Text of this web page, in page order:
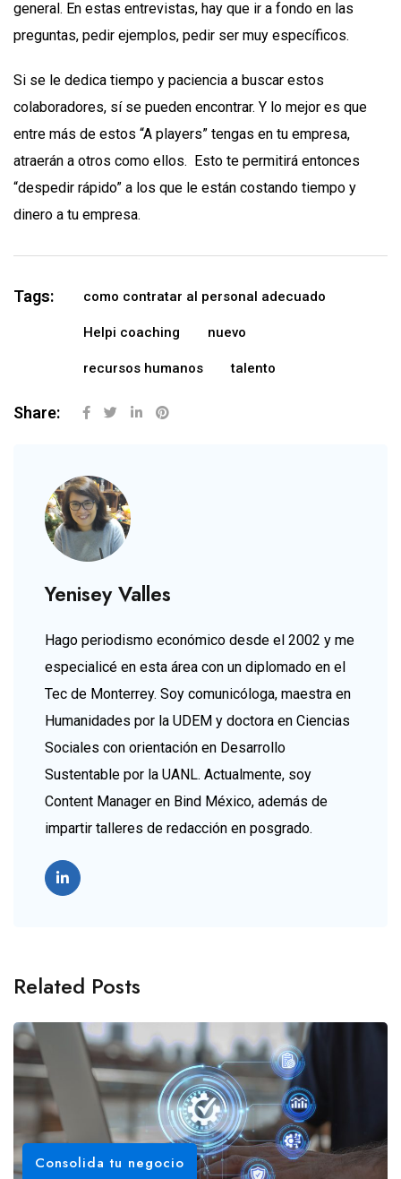
general. En estas entrevistas, hay que ir a fondo en las
preguntas, pedir ejemplos, pedir ser muy específicos.
Si se le dedica tiempo y paciencia a buscar estos
colaboradores, sí se pueden encontrar. Y lo mejor es que
entre más de estos “A players” tengas en tu empresa,
atraerán a otros como ellos. Esto te permitirá entonces
“despedir rápido” a los que le están costando tiempo y
dinero a tu empresa.
Tags: como contratar al personal adecuado
Helpi coaching nuevo
recursos humanos talento
Share:
Yenisey Valles
Hago periodismo económico desde el 2002 y me
especialicé en esta área con un diplomado en el
Tec de Monterrey. Soy comunicóloga, maestra en
Humanidades por la UDEM y doctora en Ciencias
Sociales con orientación en Desarrollo
Sustentable por la UANL. Actualmente, soy
Content Manager en Bind México, además de
impartir talleres de redacción en posgrado.
Related Posts
Consolida tu negocio